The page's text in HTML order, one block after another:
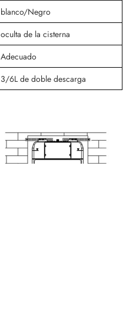
blanco/Negro
oculta de la cisterna
Adecuado
3/6L de doble descarga